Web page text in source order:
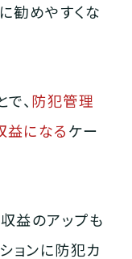
勧めやすくな
、 防犯管理
益になるケー
益のアップも
ョンに防犯カ